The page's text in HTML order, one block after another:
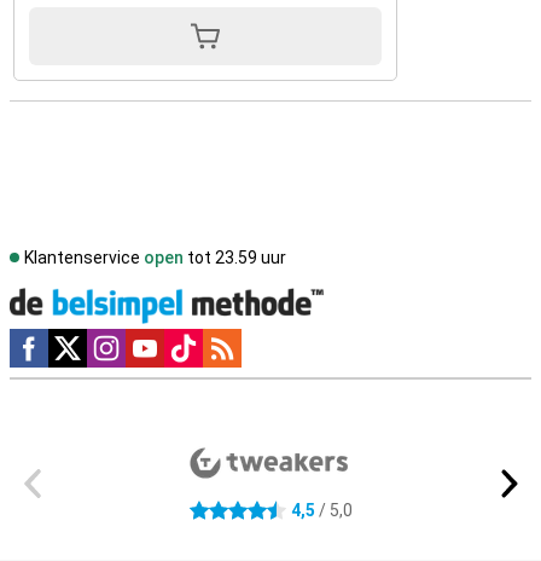
Klantenservice open tot 23.59 uur
Social media
4.5 sterren 4,5 / 5,0